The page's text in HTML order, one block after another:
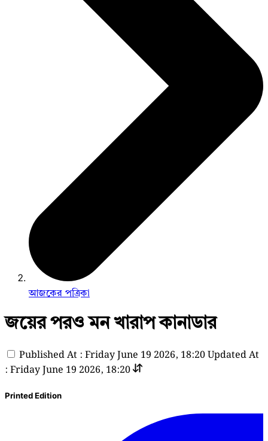
আজকের পত্রিকা
জয়ের পরও মন খারাপ কানাডার
Published At : Friday June 19 2026, 18:20Updated At
: Friday June 19 2026, 18:20
Printed Edition